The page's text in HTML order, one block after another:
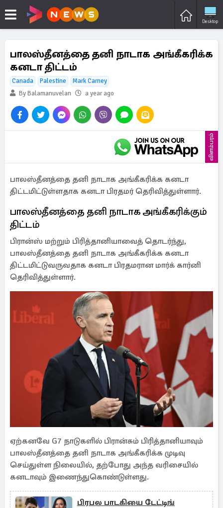
Desktop
பாலஸ்தீனத்தை தனி நாடாக அங்கீகரிக்க
கனடா திட்டம்
Canada Palestine
Mark Carney
By Balamanuvelan
a year ago
விளம்பரம்
பாலஸ்தீனத்தை தனி நாடாக அங்கீகரிக்க கனடா
திட்டமிட்டுள்ளதாக கனடா பிரதமர் தெரிவித்துள்ளார்.
பாலஸ்தீனத்தை தனி நாடாக அங்கீகரிக்கும்
திட்டம்
பிரான்ஸ் மற்றும் பிரித்தானியாவைத் தொடர்ந்து,
பாலஸ்தீனத்தை தனி நாடாக அங்கீகரிக்க கனடா
திட்டமிட்டுவருவதாக கனடா பிரதமரான மார்க் கார்னி
தெரிவித்துள்ளார்.
ஏற்கனவே G7 நாடுகளில் பிரான்சும் பிரித்தானியாவும்
பாலஸ்தீனத்தை தனி நாடாக அங்கீகரிக்க முடிவு
செய்துள்ள நிலையில், தற்போது அந்த வரிசையில்
கனடாவும் இணைந்துகொண்டுள்ளது.
பிரபல பாடகியை டேட்டிங்